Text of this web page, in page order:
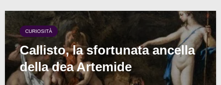
CURIOSITÀ
Callisto, la sfortunata ancella
della dea Artemide